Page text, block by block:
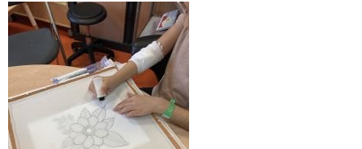
c
e
o
k
t
t
e
r
.
u
r
L
i
n
k
e